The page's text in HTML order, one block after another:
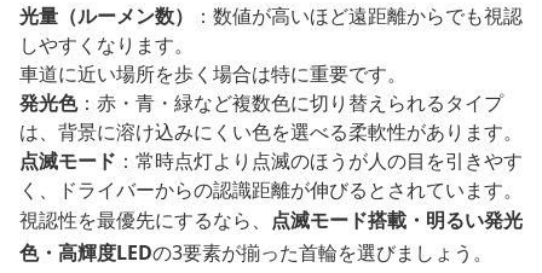
光量（ルーメン数）
：数値が高いほど遠距離からでも視認
しやすくなります。
車道に近い場所を歩く場合は特に重要です。
発光色：赤・青・緑など複数色に切り替えられるタイプ
は、背景に溶け込みにくい色を選べる柔軟性があります。
点滅モード ：常時点灯より点滅のほうが人の目を引きやす
く、ドライバーからの認識距離が伸びるとされています。
視認性を最優先にするなら、 点滅モード搭載・明るい発光
色・高輝度LEDの3要素が揃った首輪を選びましょう。